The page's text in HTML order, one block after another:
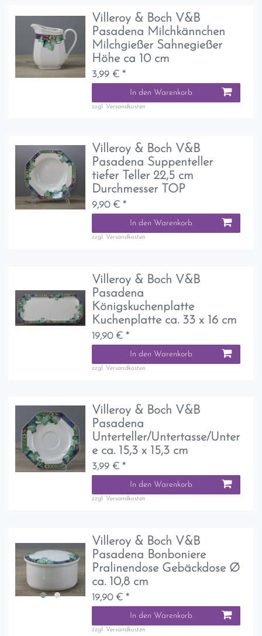
Villeroy & Boch V&B
Pasadena Milchkännchen
Milchgießer Sahnegießer
Höhe ca 10 cm
3,99 € *
In den Warenkorb
zzgl. Versandkosten
Villeroy & Boch V&B
Pasadena Suppenteller
tiefer Teller 22,5 cm
Durchmesser TOP
9,90 € *
In den Warenkorb
zzgl. Versandkosten
Villeroy & Boch V&B
Pasadena
Königskuchenplatte
Kuchenplatte ca. 33 x 16 cm
19,90 € *
In den Warenkorb
zzgl. Versandkosten
Villeroy & Boch V&B
Pasadena
Unterteller/Untertasse/Unter
e ca. 15,3 x 15,3 cm
3,99 € *
In den Warenkorb
zzgl. Versandkosten
Villeroy & Boch V&B
Pasadena Bonboniere
Pralinendose Gebäckdose Ø
ca. 10,8 cm
19,90 € *
In den Warenkorb
zzgl. Versandkosten